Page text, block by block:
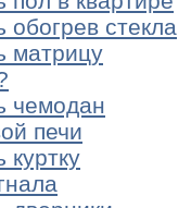
обогрев стекла
матрицу
чемодан
печи
куртку